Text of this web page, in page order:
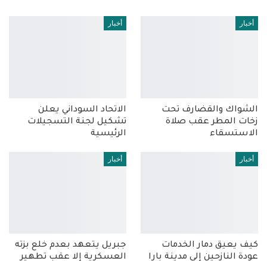
أخبار
الشواك والقضارف تحت
زخات المطر عقب صلاة
الاستسقاء
أخبار
الاتحاد السوداني يعلن
تشكيل لجنة التسجيلات
الرئيسية
أخبار
كيف يعيق دمار الخدمات
عودة النازحين إلى مدينة بارا
أخبار
جبريل يتعهد بعدم خلع بزته
العسكرية إلا عقب تطهير